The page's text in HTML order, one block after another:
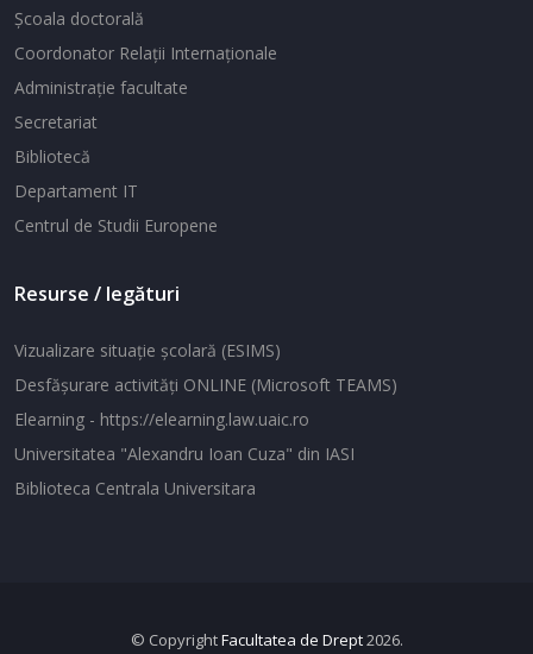
Şcoala doctorală
Coordonator Relaţii Internaţionale
Administraţie facultate
Secretariat
Bibliotecă
Departament IT
Centrul de Studii Europene
Resurse / legături
Vizualizare situaţie şcolară (ESIMS)
Desfăşurare activităţi ONLINE (Microsoft TEAMS)
Elearning - https://elearning.law.uaic.ro
Universitatea "Alexandru Ioan Cuza" din IASI
Biblioteca Centrala Universitara
© CopyrightFacultatea de Drept2026.